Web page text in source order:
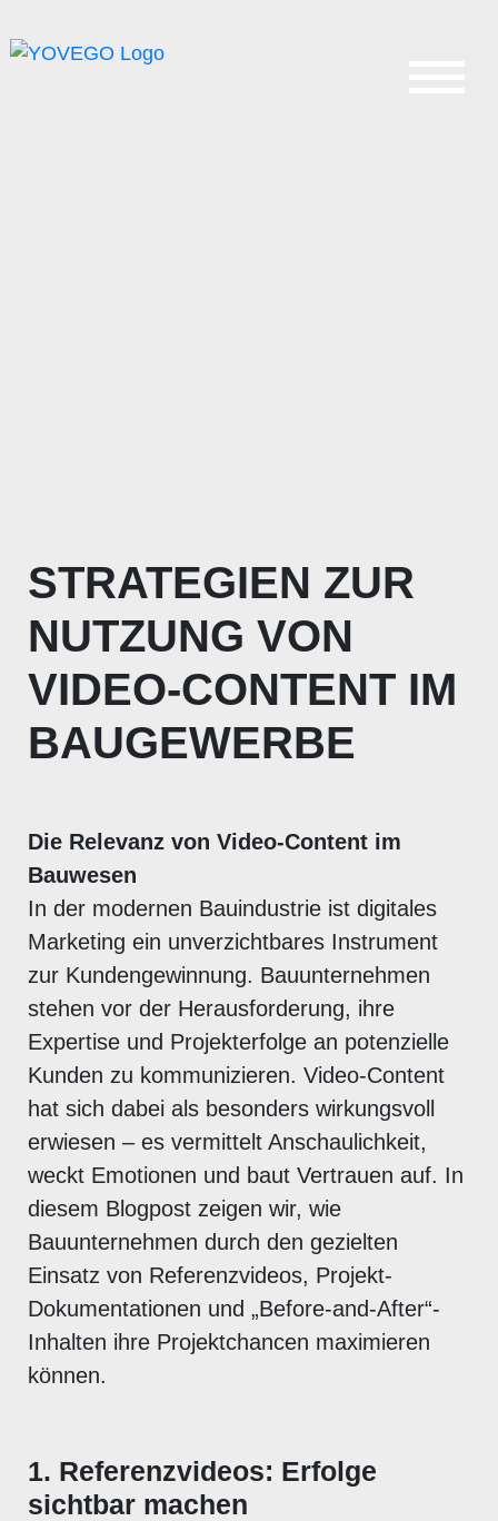
STRATEGIEN ZUR
NUTZUNG VON
VIDEO-CONTENT IM
BAUGEWERBE
Die Relevanz von Video-Content im
Bauwesen
In der modernen Bauindustrie ist digitales
Marketing ein unverzichtbares Instrument
zur Kundengewinnung. Bauunternehmen
stehen vor der Herausforderung, ihre
Expertise und Projekterfolge an potenzielle
Kunden zu kommunizieren. Video-Content
hat sich dabei als besonders wirkungsvoll
erwiesen – es vermittelt Anschaulichkeit,
weckt Emotionen und baut Vertrauen auf. In
diesem Blogpost zeigen wir, wie
Bauunternehmen durch den gezielten
Einsatz von Referenzvideos, Projekt-
Dokumentationen und „Before-and-After“-
Inhalten ihre Projektchancen maximieren
können.
1. Referenzvideos: Erfolge
sichtbar machen